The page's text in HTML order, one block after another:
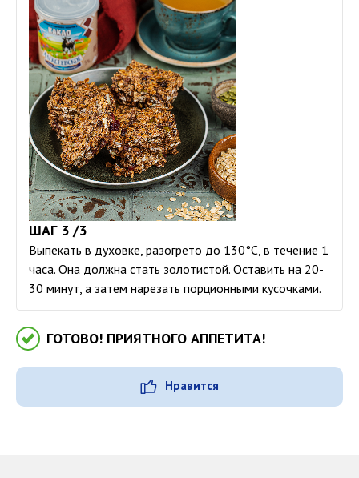
ШАГ 3 /3
Выпекать в духовке, разогрето до 130°С, в течение 1
часа. Она должна стать золотистой. Оставить на 20-
30 минут, а затем нарезать порционными кусочками.
ГОТОВО! ПРИЯТНОГО АППЕТИТА!
Нравится